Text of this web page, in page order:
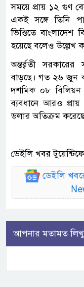
সময়ে প্রায় ১২ গুণ
একই সঙ্গে তিনি
ভিত্তিতে বাংলাদেশ
হয়েছে বলেও উল্লেখ
অন্তর্র্বতী
বাড়ছে। গত ২৬ জুন
দশমিক ০৮ বিলিয়ন
ব্যবধানে আরও
ডলার অতিক্রম
ডেইলি খবর
ডেইলি
আপনার মতামত